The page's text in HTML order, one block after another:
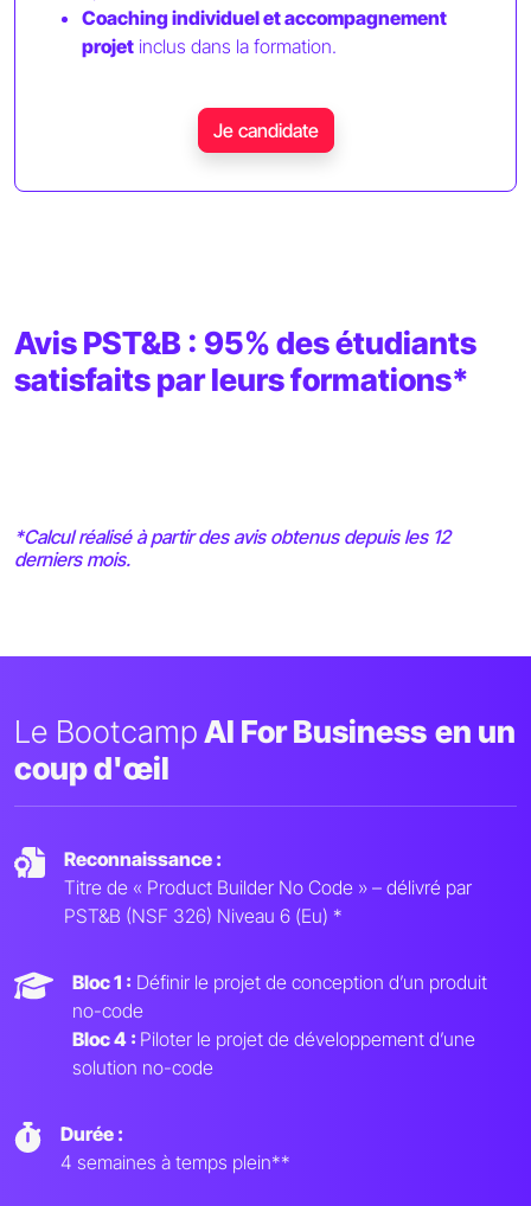
Coaching individuel et accompagnement
projet inclus dans la formation.
Je candidate
Avis PST&B : 95% des étudiants
satisfaits par leurs formations*
*Calcul réalisé à partir des avis obtenus depuis les 12
derniers mois.
Le BootcampAI For Business en un
coup d'œil
Reconnaissance :
Titre de « Product Builder No Code » – délivré par
PST&B (NSF 326) Niveau 6 (Eu) *
Bloc 1 : Définir le projet de conception d’un produit
no-code
Bloc 4 : Piloter le projet de développement d’une
solution no-code
Durée :
4 semaines à temps plein**